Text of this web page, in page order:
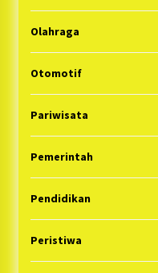
Olahraga
Otomotif
Pariwisata
Pemerintah
Pendidikan
Peristiwa